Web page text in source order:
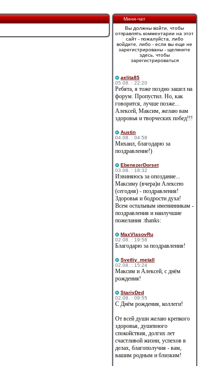
Мини-чат
Вы должны войти, чтобы
отправлять комментарии на этот
сайт - пожалуйста, либо
войдите, либо - если вы еще не
зарегистрированы - щелкните
здесь, чтобы
зарегистрироваться
aelita85
05.08. : 22:20
Ребята, я тоже поздно зашел на
форум. Пропустил. Но, как
говорится, лучше позже...
Алексей, Максим, желаю вам
здоровья и творческих побед!!!
Austin
04.08. : 04:58
Михаил, благодарю за
поздравление!)
EbenezerDorset
03.08. : 18:32
Извиняюсь за опоздание...
Максиму (вчера)и Алексею
(сегодня) - поздравления!
Здоровья и бодрости духа!
Всем остальным именинникам -
поздравления и наилучшие
пожелания :thanks:
MaxVlasovRu
02.08. : 19:58
Благодарю за поздравления!
Svetliy_metall
02.08. : 15:24
Максим и Алексей, с днём
рождения!
StariyDed
02.08. : 09:55
С Днём рождения, коллеги!
От всей души желаю крепкого
здоровья, душевного
спокойствия, долгих лет
счастливой жизни, успехов в
делах, благополучия - вам,
вашим родным и близким!